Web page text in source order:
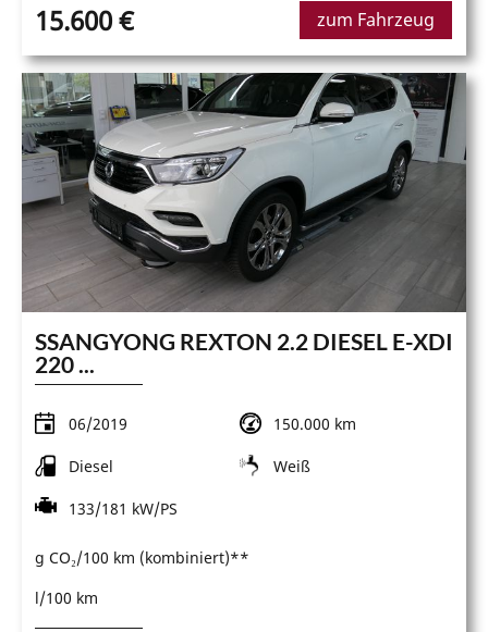
15.600 € zum Fahrzeug
SSANGYONG REXTON 2.2 DIESEL E-XDI
220 ...
06/2019 150.000 km
Diesel Weiß
133/181 kW/PS
g CO₂/100 km (kombiniert)**
l/100 km